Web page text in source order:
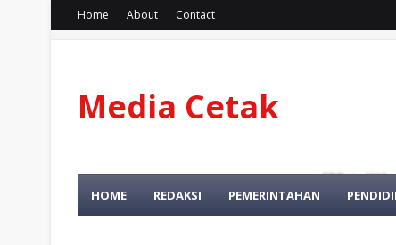
Home About Contact
Media Cetak
HOME REDAKSI PEMERINTAHAN